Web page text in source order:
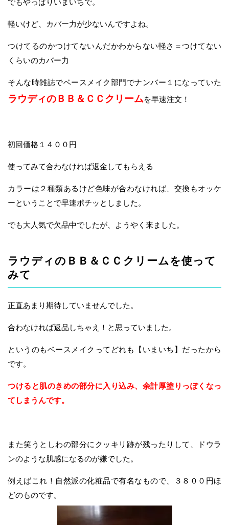
でもやっぱりいまいちで。
軽いけど、カバー力が少ないんですよね。
つけてるのかつけてないんだかわからない軽さ＝つけてない
くらいのカバー力
そんな時雑誌でベースメイク部門でナンバー１になっていた
ラウディのＢＢ＆ＣＣクリームを早速注文！
初回価格１４００円
使ってみて合わなければ返金してもらえる
カラーは２種類あるけど色味が合わなければ、交換もオッケ
ーということで早速ポチッとしました。
でも大人気で欠品中でしたが、ようやく来ました。
ラウディのＢＢ＆ＣＣクリームを使って
みて
正直あまり期待していませんでした。
合わなければ返品しちゃえ！と思っていました。
というのもベースメイクってどれも【いまいち】だったから
です。
つけると肌のきめの部分に入り込み、余計厚塗りっぽくなっ
てしまうんです。
また笑うとしわの部分にクッキリ跡が残ったりして、ドウラ
ンのような肌感になるのが嫌でした。
例えばこれ！自然派の化粧品で有名なもので、３８００円ほ
どのものです。